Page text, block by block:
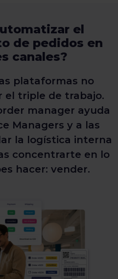
el
de pedidos en
canales?
plataformas no
el triple de trabajo.
manager ayuda
Managers y a las
la logística interna
concentrarte en lo
hacer: vender.